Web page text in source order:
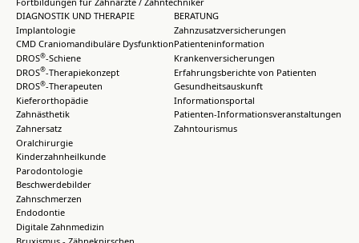
DIAGNOSTIK UND THERAPIE
Implantologie
CMD Craniomandibuläre Dysfunktion
DROS®-Schiene
DROS®-Therapiekonzept
DROS®-Therapeuten
Kieferorthopädie
Zahnästhetik
Zahnersatz
Oralchirurgie
Kinderzahnheilkunde
Parodontologie
Beschwerdebilder
Zahnschmerzen
Endodontie
Digitale Zahnmedizin
Bruxismus - Zähneknirschen
BERATUNG
Zahnzusatzversicherungen
Patienteninformation
Krankenversicherungen
Erfahrungsberichte von Patienten
Gesundheitsauskunft
Informationsportal
Patienten-Informationsveranstaltungen
Zahntourismus